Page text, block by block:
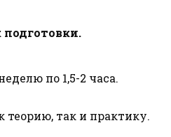
подготовки.
по 1,5-2 часа.
теорию, так и практику.